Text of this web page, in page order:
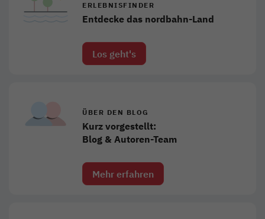
ERLEBNISFINDER
Entdecke das nordbahn-Land
Los geht's
ÜBER DEN BLOG
Kurz vorgestellt:
Blog & Autoren-Team
Mehr erfahren